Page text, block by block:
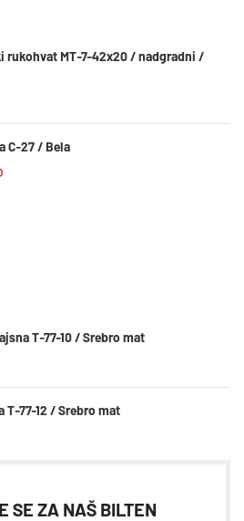
rukohvat MT-7-42x20 / nadgradni /
C-27 / Bela
T-77-10 / Srebro mat
T-77-12 / Srebro mat
SE ZA NAŠ BILTEN